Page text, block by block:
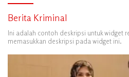
Berita Kriminal
Ini adalah contoh deskripsi untuk widget
memasukkan deskripsi pada widget ini.